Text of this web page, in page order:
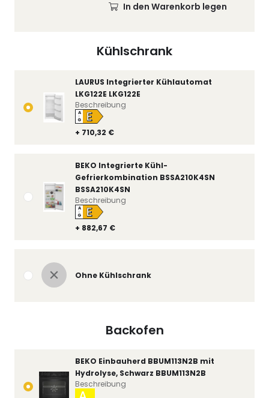
Kühlschrank
LAURUS Integrierter Kühlautomat
LKG122E LKG122E
+ 710,32 €
A
↑
G E
Beschreibung
BEKO Integrierte Kühl-
Gefrierkombination BSSA210K4SN
BSSA210K4SN
+ 882,67 €
A
↑
G E
Beschreibung
Ohne Kühlschrank
Backofen
BEKO Einbauherd BBUM113N2B mit
Hydrolyse, Schwarz BBUM113N2B
Beschreibung
In den Warenkorb legen